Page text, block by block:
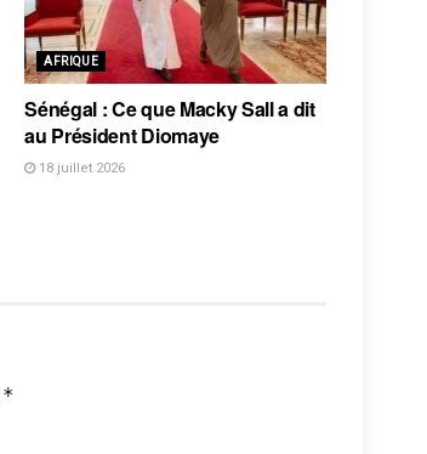
AFRIQUE
Sénégal : Ce que Macky Sall a dit
au Président Diomaye
18 juillet 2026
*